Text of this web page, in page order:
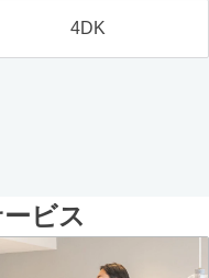
4DK
ビス